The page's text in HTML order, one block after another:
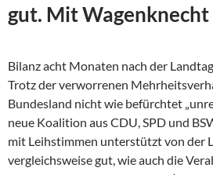
gut. Mit
Bilanz acht Monaten nach der
Trotz der verworrenen
Bundesland nicht wie befürchtet
neue Koalition aus CDU, SPD und
mit Leihstimmen unterstützt von der
vergleichsweise gut, wie auch die